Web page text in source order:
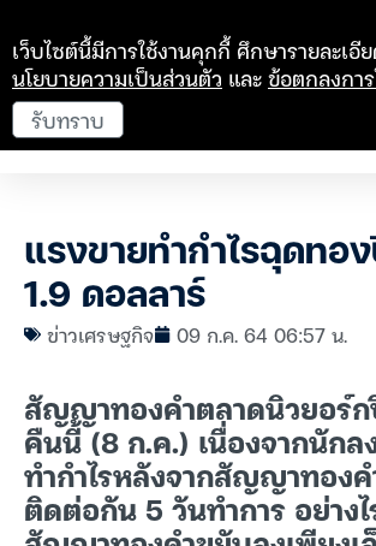
แรงขายทำกำไรฉุดทอ
1.9 ดอลลาร์
ข่าวเศรษฐกิจ 09 ก.ค. 64 06:57 น.
สัญญาทองคำตลาดนิวยอร์
คืนนี้ (8 ก.ค.) เนื่องจากนักล
ทำกำไรหลังจากสัญญาทอง
ติดต่อกัน 5 วันทำการ อย่าง
เว็บไซต์นี้มีการใช้งานคุกกี้ ศึกษารายละเอี
นโยบายความเป็นส่วนตัว และข้อตกลงกา
รับทราบ